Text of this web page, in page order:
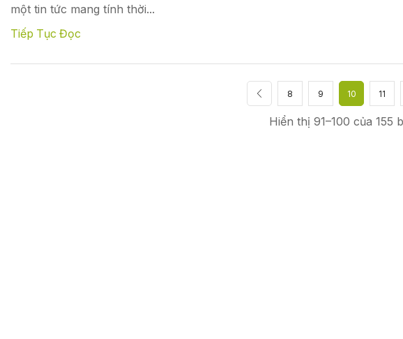
một tin tức mang tính thời...
Tiếp Tục Đọc
Hiển thị 91–100 của 155
8 9 10 11